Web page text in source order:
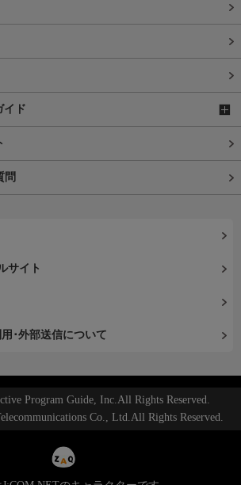
イド
問
サイト
･外部送信について
Program Guide, Inc.All Rights Reserved.
Co., Ltd.All Rights Reserved.